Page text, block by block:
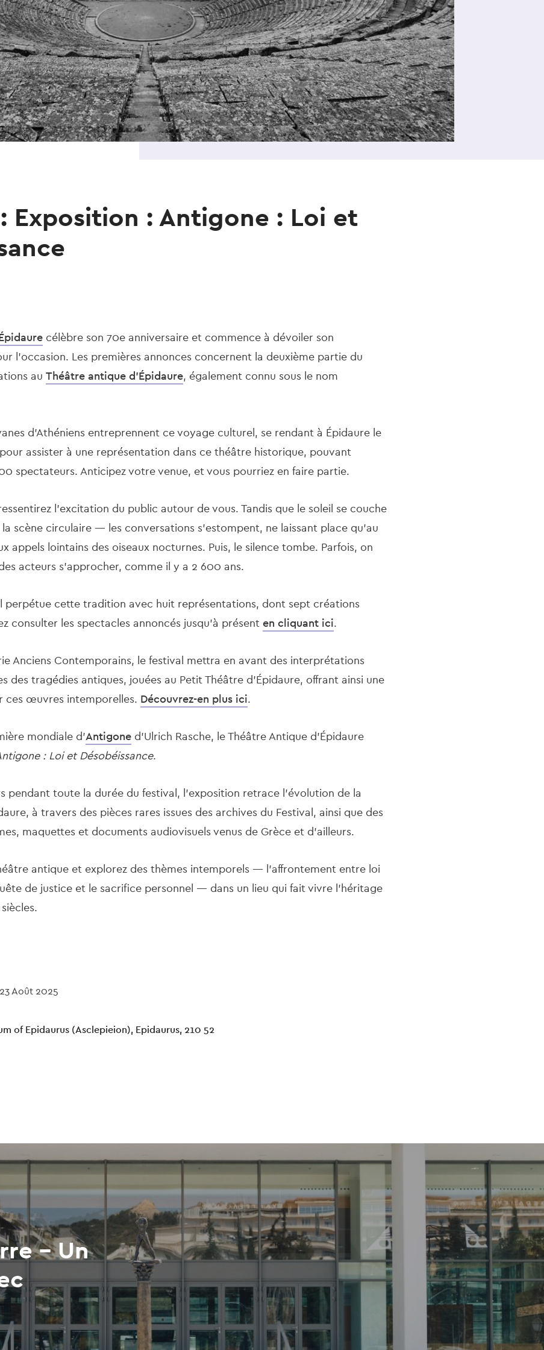
Exposition : Antigone : Loi et
célèbre son 70e anniversaire et commence à dévoiler son
l'occasion. Les premières annonces concernent la deuxième partie du
au Théâtre antique d'Épidaure, également connu sous le nom
d'Athéniens entreprennent ce voyage culturel, se rendant à Épidaure le
assister à une représentation dans ce théâtre historique, pouvant
spectateurs. Anticipez votre venue, et vous pourriez en faire partie.
l'excitation du public autour de vous. Tandis que le soleil se couche
scène circulaire — les conversations s'estompent, ne laissant place qu’au
appels lointains des oiseaux nocturnes. Puis, le silence tombe. Parfois, on
acteurs s'approcher, comme il y a 2 600 ans.
perpétue cette tradition avec huit représentations, dont sept créations
consulter les spectacles annoncés jusqu’à présent en cliquant ici.
Anciens Contemporains, le festival mettra en avant des interprétations
des tragédies antiques, jouées au Petit Théâtre d’Épidaure, offrant ainsi une
ces œuvres intemporelles. Découvrez-en plus ici.
mondiale d’Antigoned'Ulrich Rasche, le Théâtre Antique d'Épidaure
: Loi et Désobéissance.
pendant toute la durée du festival, l’exposition retrace l’évolution de la
à travers des pièces rares issues des archives du Festival, ainsi que des
maquettes et documents audiovisuels venus de Grèce et d’ailleurs.
antique et explorez des thèmes intemporels — l’affrontement entre loi
de justice et le sacrifice personnel — dans un lieu qui fait vivre l’héritage
23 Août 2025
of Epidaurus (Asclepieion), Epidaurus, 210 52
- Un